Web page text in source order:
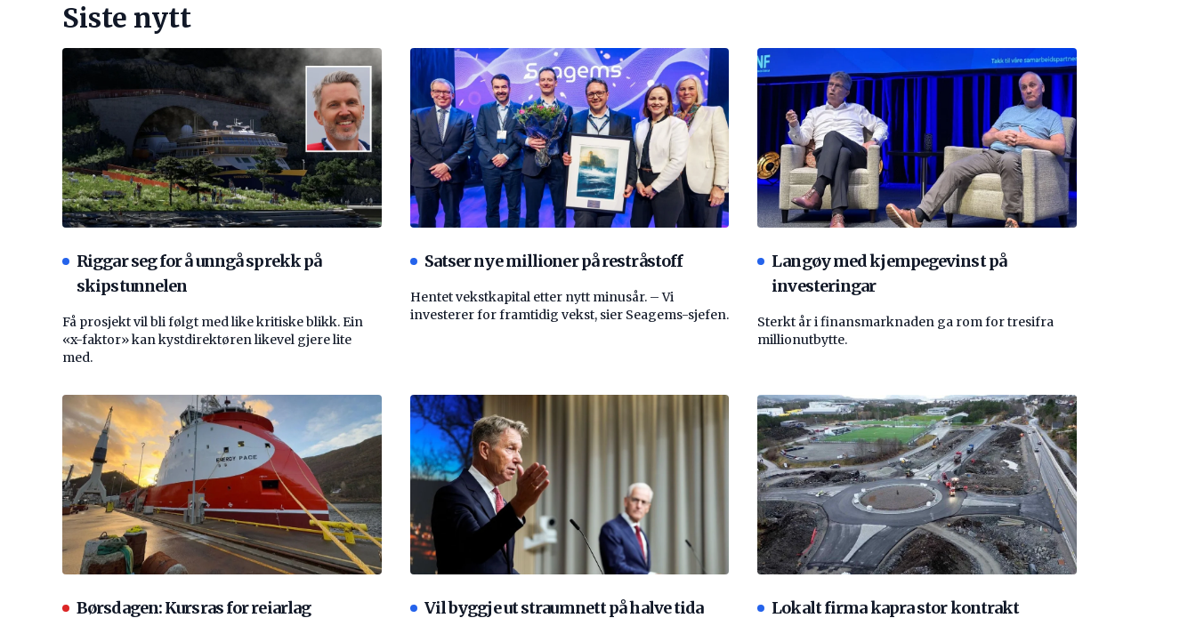
Siste nytt
Riggar seg for å unngå sprekk på
skipstunnelen
Få prosjekt vil bli følgt med like kritiske blikk. Ein
«x-faktor» kan kystdirektøren likevel gjere lite
med.
Satser nye millioner på restråstoff
Hentet vekstkapital etter nytt minusår. – Vi
investerer for framtidig vekst, sier Seagems-sjefen.
Langøy med kjempegevinst på
investeringar
Sterkt år i finansmarknaden ga rom for tresifra
millionutbytte.
Børsdagen: Kursras for reiarlag Vil byggje ut straumnett på halve tida Lokalt firma kapra stor kontrakt